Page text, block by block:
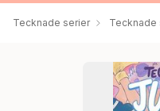
Tecknade serier Tecknade